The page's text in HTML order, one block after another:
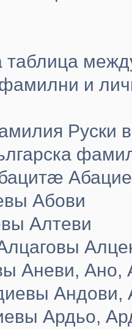
фамилни и
Руски
Абови
Алтеви
Аневи, Ано,
Андови,
Ардьо,